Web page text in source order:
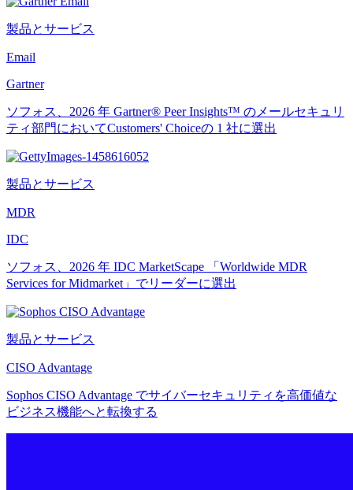
製品とサービス
Email
Gartner
ソフォス、2026 年 Gartner® Peer Insights™ のメールセキュリ
ティ部門においてCustomers' Choiceの 1 社に選出
製品とサービス
MDR
IDC
ソフォス、2026 年 IDC MarketScape 「Worldwide MDR
Services for Midmarket」でリーダーに選出
製品とサービス
CISO Advantage
Sophos CISO Advantage でサイバーセキュリティを高価値な
ビジネス機能へと転換する